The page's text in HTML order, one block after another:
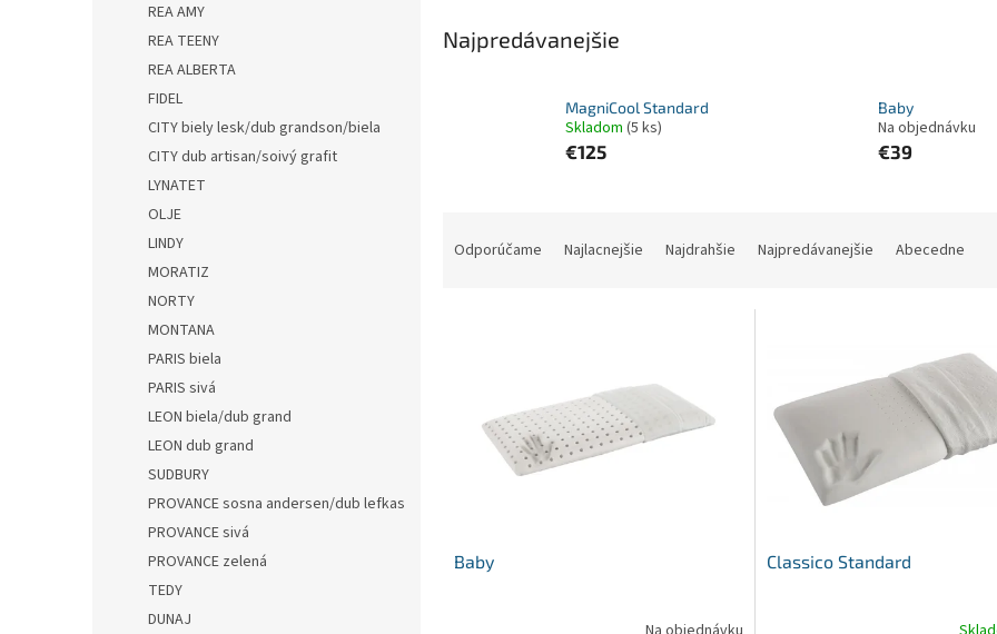
REA AMY
REA TEENY
REA ALBERTA
FIDEL
CITY biely lesk/dub grandson/biela
CITY dub artisan/soivý grafit
LYNATET
OLJE
LINDY
MORATIZ
NORTY
MONTANA
PARIS biela
PARIS sivá
LEON biela/dub grand
LEON dub grand
SUDBURY
PROVANCE sosna andersen/dub lefkas
PROVANCE sivá
PROVANCE zelená
TEDY
DUNAJ
Najpredávanejšie
MagniCool Standard
Skladom (5 ks)
€125
Baby
Na objednávku
€39
Odporúčame Najlacnejšie Najdrahšie Najpredávanejšie Abecedne
Baby Classico Standard